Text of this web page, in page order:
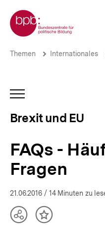
zum
Seiteninhalt
springen
Zur Startseite der bpb
FAQs
Fragen
Brexit
britische
Sonderrolle
EU
bpb.de
Brotkrümelnavigation
Themen Internationales
INHALTSNAVIGATION
Brexit und EU
FAQs -
Fragen
21.06.2016 / 14 Minuten zu
TeilenInhalt